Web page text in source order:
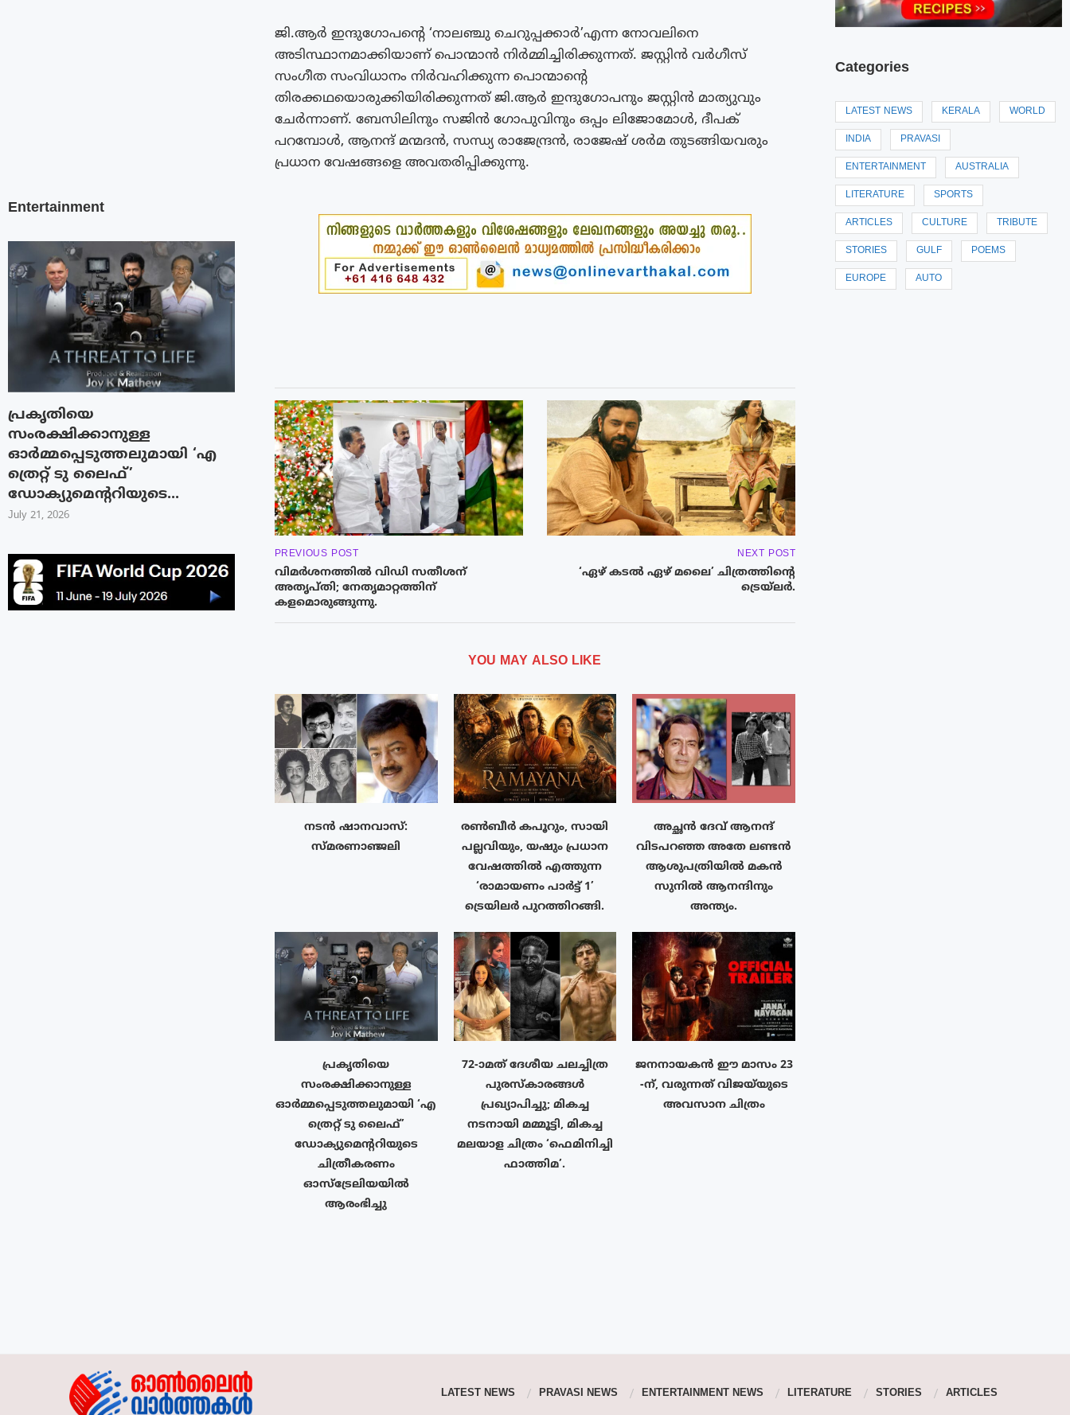
ജി.ആർ ഇന്ദുഗോപന്റെ ‘നാലഞ്ചു ചെറുപ്പക്കാർ’എന്ന നോവലിനെ
അടിസ്ഥാനമാക്കിയാണ് പൊന്മാൻ നിർമ്മിച്ചിരിക്കുന്നത്. ജസ്റ്റിൻ വർഗീസ്
സംഗീത സംവിധാനം നിർവഹിക്കുന്ന പൊന്മാന്റെ
തിരക്കഥയൊരുക്കിയിരിക്കുന്നത് ജി.ആർ ഇന്ദുഗോപനും ജസ്റ്റിൻ മാത്യുവും
ചേർന്നാണ്. ബേസിലിനും സജിൻ ഗോപുവിനും ഒപ്പം ലിജോമോൾ, ദീപക്
പറമ്പോൾ, ആനന്ദ് മന്മദൻ, സന്ധ്യ രാജേന്ദ്രൻ, രാജേഷ് ശർമ തുടങ്ങിയവരും
പ്രധാന വേഷങ്ങളെ അവതരിപ്പിക്കുന്നു.
PREVIOUS POST
വിമ‌ർശനത്തിൽ വിഡി സതീശന്
അതൃപ്തി; നേതൃമാറ്റത്തിന്
കളമൊരുങ്ങുന്നു.
NEXT POST
‘ഏഴ് കടൽ ഏഴ് മലൈ’ ചിത്രത്തിന്റെ
ട്രെയ്ലർ.
YOU MAY ALSO LIKE
നടൻ ഷാനവാസ്:
സ്മരണാഞ്ജലി
രൺബീർ കപൂറും, സായി
പല്ലവിയും, യഷും പ്രധാന
വേഷത്തിൽ എത്തുന്ന
‘രാമായണം പാർട്ട് 1’
ട്രെയിലർ പുറത്തിറങ്ങി.
അച്ഛൻ ദേവ് ആനന്ദ്
വിടപറഞ്ഞ അതേ ലണ്ടൻ
ആശുപത്രിയിൽ മകൻ
സുനിൽ ആനന്ദിനും
അന്ത്യം.
പ്രകൃതിയെ
സംരക്ഷിക്കാനുള്ള
ഓർമ്മപ്പെടുത്തലുമായി ‘എ
ത്രെറ്റ് ടു ലൈഫ്’
ഡോക്യുമെന്ററിയുടെ
ചിത്രീകരണം
ഓസ്‌ട്രേലിയയിൽ
ആരംഭിച്ചു
72-ാമത് ദേശീയ ചലച്ചിത്ര
പുരസ്‌കാരങ്ങള്‍
പ്രഖ്യാപിച്ചു; മികച്ച
നടനായി മമ്മൂട്ടി, മികച്ച
മലയാള ചിത്രം ‘ഫെമിനിച്ചി
ഫാത്തിമ’.
ജനനായകൻ ഈ മാസം 23
-ന്, വരുന്നത് വിജയ്‌യുടെ
അവസാന ചിത്രം
Categories
LATEST NEWS KERALA WORLD
INDIA PRAVASI
ENTERTAINMENT AUSTRALIA
LITERATURE SPORTS
ARTICLES CULTURE TRIBUTE
STORIES GULF POEMS
EUROPE AUTO
Entertainment
പ്രകൃതിയെ
സംരക്ഷിക്കാനുള്ള
ഓർമ്മപ്പെടുത്തലുമായി ‘എ
ത്രെറ്റ് ടു ലൈഫ്’
ഡോക്യുമെന്ററിയുടെ...
July 21, 2026
LATEST NEWS PRAVASI NEWS ENTERTAINMENT NEWS LITERATURE STORIES ARTICLES